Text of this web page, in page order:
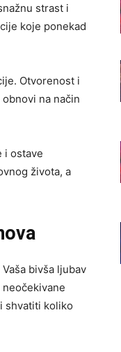
strast i
koje ponekad
Otvorenost i
na način
i ostave
života, a
bivša ljubav
shvatiti koliko